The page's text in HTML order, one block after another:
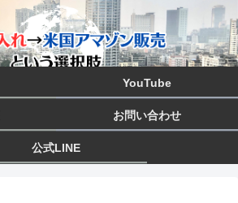
YouTube
お問い合わせ
公式LINE